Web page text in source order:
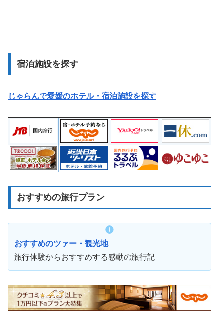
宿泊施設を探す
じゃらんで愛媛のホテル・宿泊施設を探す
おすすめの旅行プラン
おすすめのツァー・観光地
旅行体験からおすすめする感動の旅行記